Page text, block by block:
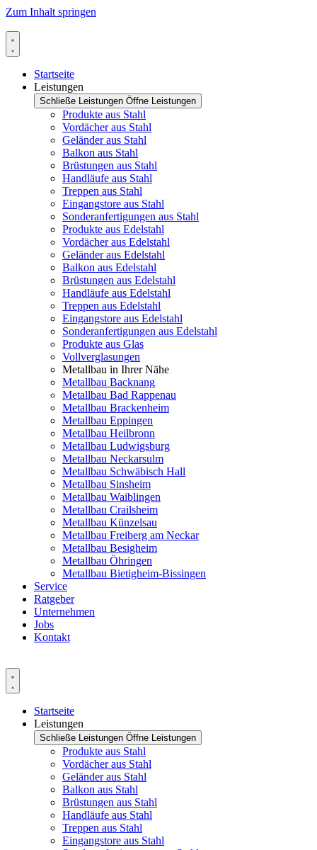
Zum Inhalt springen
Startseite
Leistungen
Schließe Leistungen Öffne Leistungen
Produkte aus Stahl
Vordächer aus Stahl
Geländer aus Stahl
Balkon aus Stahl
Brüstungen aus Stahl
Handläufe aus Stahl
Treppen aus Stahl
Eingangstore aus Stahl
Sonderanfertigungen aus Stahl
Produkte aus Edelstahl
Vordächer aus Edelstahl
Geländer aus Edelstahl
Balkon aus Edelstahl
Brüstungen aus Edelstahl
Handläufe aus Edelstahl
Treppen aus Edelstahl
Eingangstore aus Edelstahl
Sonderanfertigungen aus Edelstahl
Produkte aus Glas
Vollverglasungen
Metallbau in Ihrer Nähe
Metallbau Backnang
Metallbau Bad Rappenau
Metallbau Brackenheim
Metallbau Eppingen
Metallbau Heilbronn
Metallbau Ludwigsburg
Metallbau Neckarsulm
Metallbau Schwäbisch Hall
Metallbau Sinsheim
Metallbau Waiblingen
Metallbau Crailsheim
Metallbau Künzelsau
Metallbau Freiberg am Neckar
Metallbau Besigheim
Metallbau Öhringen
Metallbau Bietigheim-Bissingen
Service
Ratgeber
Unternehmen
Jobs
Kontakt
Startseite
Leistungen
Schließe Leistungen Öffne Leistungen
Produkte aus Stahl
Vordächer aus Stahl
Geländer aus Stahl
Balkon aus Stahl
Brüstungen aus Stahl
Handläufe aus Stahl
Treppen aus Stahl
Eingangstore aus Stahl